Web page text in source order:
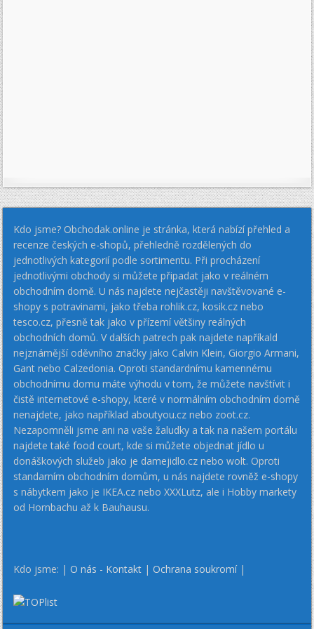
Kdo jsme? Obchodak.online je stránka, která nabízí přehled a
recenze českých e-shopů, přehledně rozdělených do
jednotlivých kategorií podle sortimentu. Při procházení
jednotlivými obchody si můžete připadat jako v reálném
obchodním domě. U nás najdete nejčastěji navštěvované e-
shopy s potravinami, jako třeba rohlik.cz, kosik.cz nebo
tesco.cz, přesně tak jako v přízemí většiny reálných
obchodních domů. V dalších patrech pak najdete napříkald
nejznámější oděvního značky jako Calvin Klein, Giorgio Armani,
Gant nebo Calzedonia. Oproti standardnímu kamennému
obchodnímu domu máte výhodu v tom, že můžete navštívit i
čistě internetové e-shopy, které v normálním obchodním domě
nenajdete, jako například aboutyou.cz nebo zoot.cz.
Nezapomněli jsme ani na vaše žaludky a tak na našem portálu
najdete také food court, kde si můžete objednat jídlo u
donáškových služeb jako je damejidlo.cz nebo wolt. Oproti
standarním obchodním domům, u nás najdete rovněž e-shopy
s nábytkem jako je IKEA.cz nebo XXXLutz, ale i Hobby markety
od Hornbachu až k Bauhausu.
Kdo jsme: |O nás - Kontakt |Ochrana soukromí|